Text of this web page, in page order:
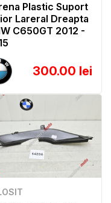
Plastic Suport
Lareral Dreapta
C650GT 2012 -
300.00 lei